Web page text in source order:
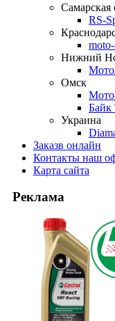
Самарская
RS-
Нижний
Омск
Байк
Украина
Заказв онлайн
Контакты наш
Карта сайта
Реклама